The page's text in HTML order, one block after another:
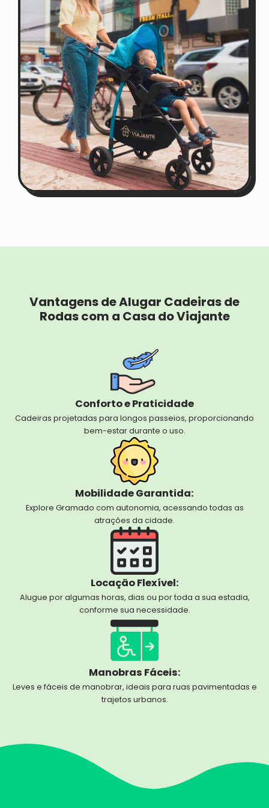
Vantagens de Alugar Cadeiras de
Rodas com a Casa do Viajante
Conforto e Praticidade
Cadeiras projetadas para longos passeios, proporcionando
bem-estar durante o uso.
Mobilidade Garantida:
Explore Gramado com autonomia, acessando todas as
atrações da cidade.
Locação Flexível:
Alugue por algumas horas, dias ou por toda a sua estadia,
conforme sua necessidade.
Manobras Fáceis:
Leves e fáceis de manobrar, ideais para ruas pavimentadas e
trajetos urbanos.